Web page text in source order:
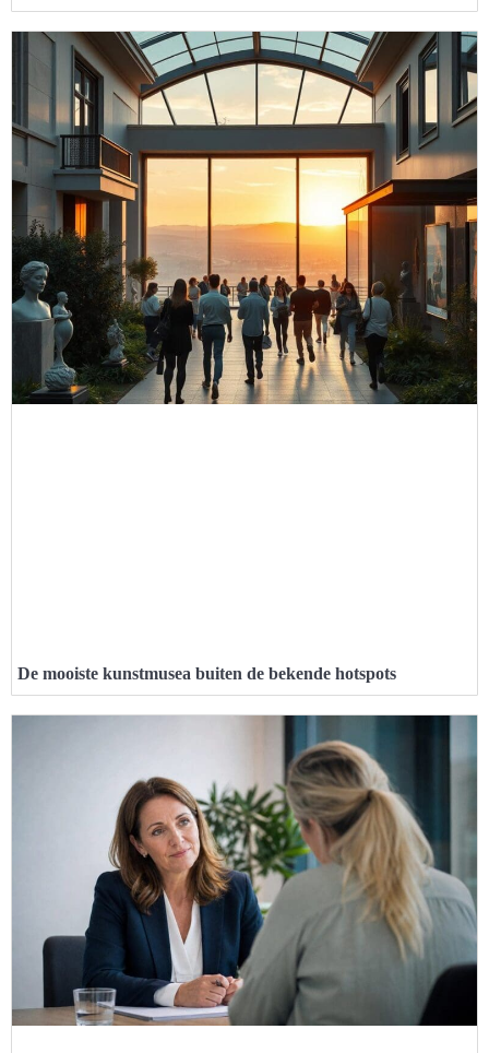
De mooiste kunstmusea buiten de bekende hotspots